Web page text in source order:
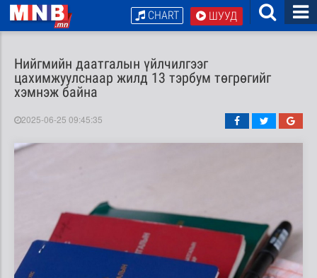
ШУУД
CHART
Нийгмийн даатгалын үйлчилгээг
цахимжуулснаар жилд 13 тэрбум төгрөгийг
хэмнэж байна
2025-06-25 09:45:35